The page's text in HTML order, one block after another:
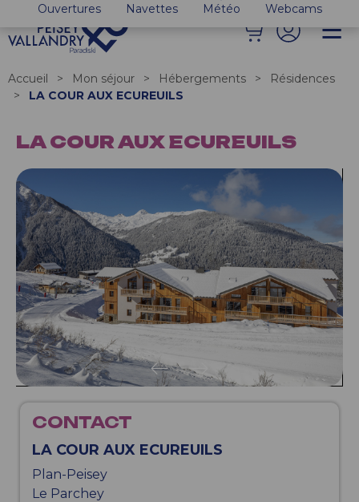
Ouvertures Navettes Météo Webcams
Accueil > Mon séjour > Hébergements >
Résidences
>
LA COUR AUX ECUREUILS
LA COUR AUX ECUREUILS
CONTACT
LA COUR AUX ECUREUILS
Plan-Peisey
Le Parchey